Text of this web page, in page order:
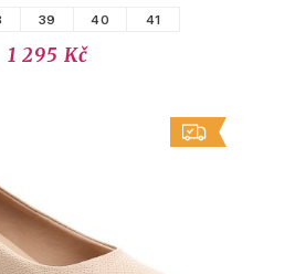
39 40 41
1 295 Kč